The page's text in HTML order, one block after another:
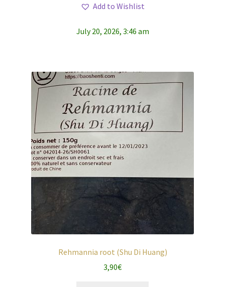
Add to Wishlist
July 20, 2026, 3:46 am
Rehmannia root (Shu Di Huang)
3,90€